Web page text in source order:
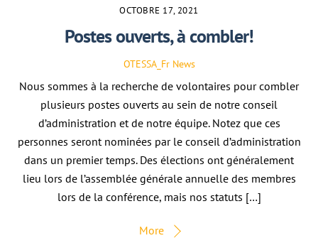
OCTOBRE 17, 2021
Postes ouverts, à combler!
OTESSA_Fr News
Nous sommes à la recherche de volontaires pour combler
plusieurs postes ouverts au sein de notre conseil
d’administration et de notre équipe. Notez que ces
personnes seront nominées par le conseil d’administration
dans un premier temps. Des élections ont généralement
lieu lors de l’assemblée générale annuelle des membres
lors de la conférence, mais nos statuts […]
More